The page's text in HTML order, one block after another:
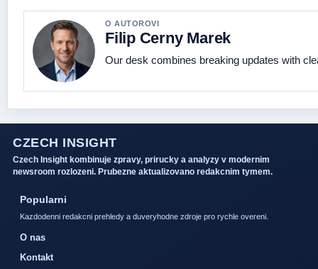
O AUTOROVI
Filip Cerny Marek
Our desk combines breaking updates with
CZECH INSIGHT
Czech Insight kombinuje zpravy, prirucky a analyzy v modernim
newsroom rozlozeni. Prubezne aktualizovano redakcnim tymem.
Popularni
Kazdodenni redakcni prehledy a duveryhodne zdroje pro rychle overeni.
O nas
Kontakt